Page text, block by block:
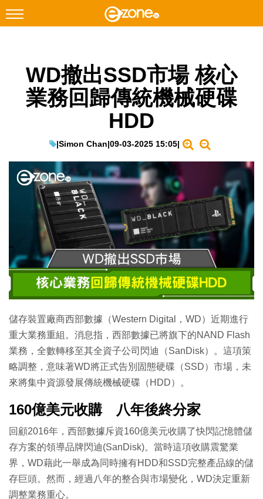
Facebook Instagram
科技焦點
教學評測
EduTech
IT Times
生成式AI與雲端應用
Enterprise Digital Transformation
特集
WD撤出SSD市場 核心
業務回歸傳統機械硬碟
HDD
|Simon Chan|09-03-2025 15:05|
儲存裝置廠商西部數據（Western Digital，WD）近期進行
重大業務重組。消息指，西部數據已將旗下的NAND Flash
業務，全數轉移至其全資子公司閃迪（SanDisk）。這項策
略調整，意味著WD將正式告別固態硬碟（SSD）市場，未
來將集中資源發展傳統機械硬碟（HDD）。
160億美元收購 八年後終分家
回顧2016年，西部數據斥資160億美元收購了快閃記憶體儲
存方案的領導品牌閃迪(SanDisk)。當時這項收購震驚業
界，WD藉此一舉成為同時擁有HDD和SSD完整產品線的儲
存巨頭。然而，經過八年的整合與市場變化，WD決定重新
調整業務重心。